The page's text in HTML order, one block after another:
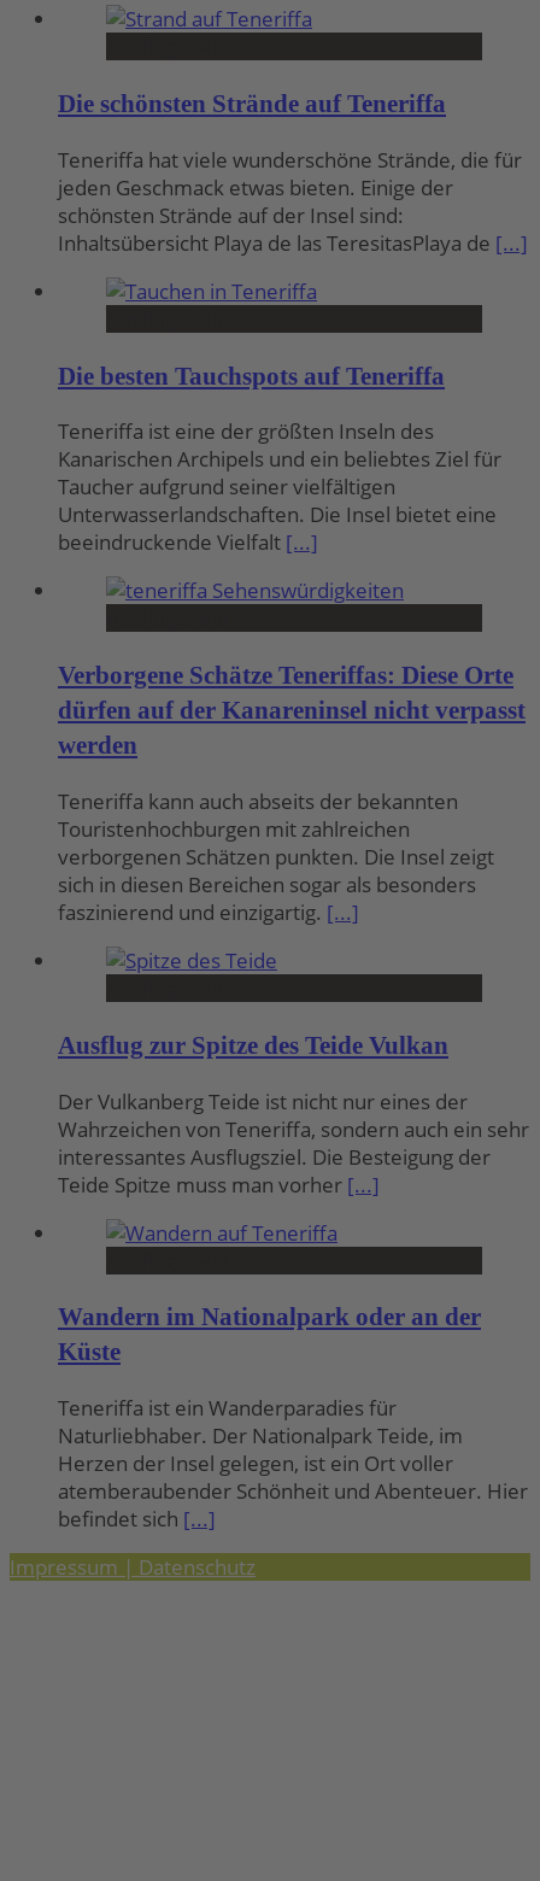
Die schönsten Strände auf Teneriffa
Teneriffa hat viele wunderschöne Strände, die für
jeden Geschmack etwas bieten. Einige der
schönsten Strände auf der Insel sind:
Inhaltsübersicht Playa de las TeresitasPlaya de [...]
Die besten Tauchspots auf Teneriffa
Teneriffa ist eine der größten Inseln des
Kanarischen Archipels und ein beliebtes Ziel für
Taucher aufgrund seiner vielfältigen
Unterwasserlandschaften. Die Insel bietet eine
beeindruckende Vielfalt [...]
Verborgene Schätze Teneriffas: Diese Orte
dürfen auf der Kanareninsel nicht verpasst
werden
Teneriffa kann auch abseits der bekannten
Touristenhochburgen mit zahlreichen
verborgenen Schätzen punkten. Die Insel zeigt
sich in diesen Bereichen sogar als besonders
faszinierend und einzigartig. [...]
Ausflug zur Spitze des Teide Vulkan
Der Vulkanberg Teide ist nicht nur eines der
Wahrzeichen von Teneriffa, sondern auch ein sehr
interessantes Ausflugsziel. Die Besteigung der
Teide Spitze muss man vorher [...]
Wandern im Nationalpark oder an der
Küste
Teneriffa ist ein Wanderparadies für
Naturliebhaber. Der Nationalpark Teide, im
Herzen der Insel gelegen, ist ein Ort voller
atemberaubender Schönheit und Abenteuer. Hier
befindet sich [...]
Impressum | Datenschutz